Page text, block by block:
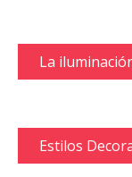
La
Estilos